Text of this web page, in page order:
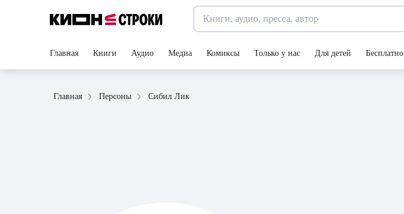
Главная Книги Аудио Медиа Комиксы Только у нас Для детей Бесплатно
Главная Персоны Сибил Лик